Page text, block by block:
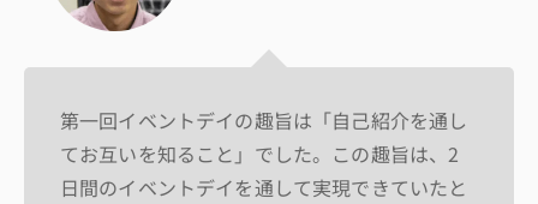
第一回イベントデイの趣旨は「自己紹介を通し
てお互いを知ること」でした。この趣旨は、2
日間のイベントデイを通して実現できていたと